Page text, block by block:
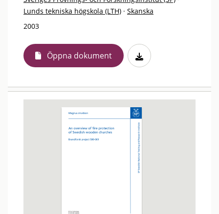
Lunds tekniska högskola (LTH) · Skanska
2003
Öppna dokument